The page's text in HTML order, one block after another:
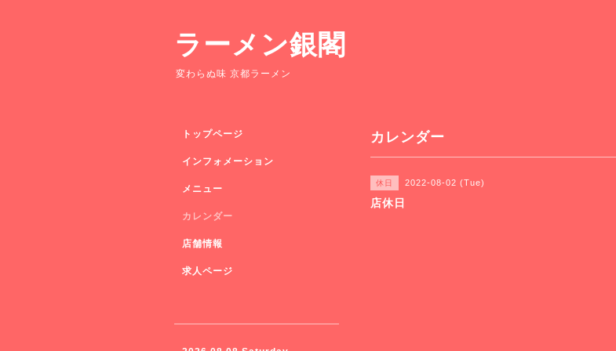
ラーメン銀閣
変わらぬ味 京都ラーメン
カレンダー
休日 2022-08-02 (Tue)
店休日
トップページ
インフォメーション
メニュー
カレンダー
店舗情報
求人ページ